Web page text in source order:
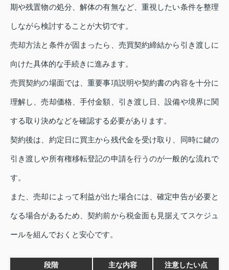
期や残置物の処分、解体の有無など、重視したい条件を整理
しながら検討することが大切です。
売却方法と条件が固まったら、売買契約締結から引き渡しに
向けた具体的な手続きに進みます。
売買契約の場面では、重要事項説明や契約書の内容を十分に
理解し、売却価格、手付金額、引き渡し日、設備や境界に関
する取り決めなどを確認する必要があります。
契約後は、約定日に買主から残代金を受け取り、同時に鍵の
引き渡しや所有権移転登記の申請を行うのが一般的な流れで
す。
また、売却によって利益が出た場合には、確定申告が必要と
なる場合があるため、契約前から税金面も見据えてスケジュ
ールを組んでおくと安心です。
段階 主な内容 注意したい点